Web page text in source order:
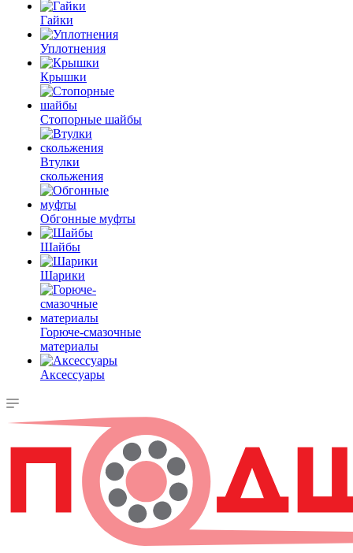
Гайки
Уплотнения
Крышки
Стопорные шайбы
Втулки
скольжения
Обгонные муфты
Шайбы
Шарики
Горюче-смазочные
материалы
Аксессуары